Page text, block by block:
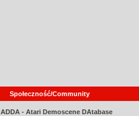
Społeczność/Community
ADDA - Atari Demoscene DAtabase